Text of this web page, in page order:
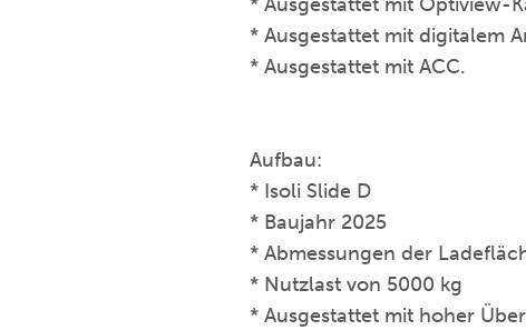
* Ausgestattet mit digitalem
* Ausgestattet mit ACC.
Aufbau:
* Isoli Slide D
* Baujahr 2025
* Abmessungen der
* Nutzlast von 5000 kg
* Ausgestattet mit hoher